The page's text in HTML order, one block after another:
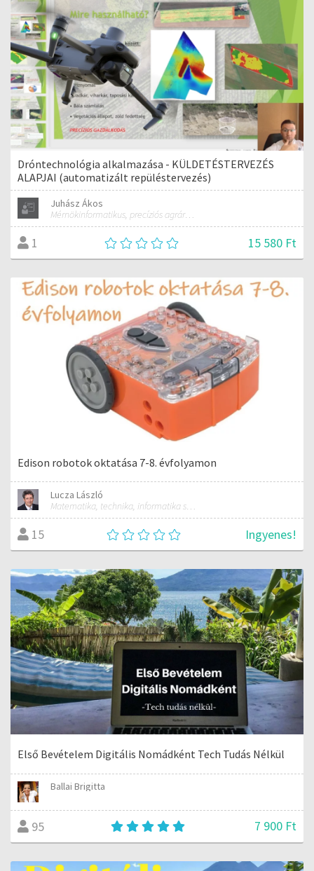
Dróntechnológia alkalmazása - KÜLDETÉSTERVEZÉS
ALAPJAI (automatizált repüléstervezés)
Juhász Ákos
Mérnökinformatikus, precíziós agrárgazdálkodási szakmérnök, hivatásos ipari drónpilóta
1 15 580 Ft
Edison robotok oktatása 7-8. évfolyamon
Lucza László
Matematika, technika, informatika szakos általános iskolai tanár; mentorpedagógus, mestertanár
15 Ingyenes!
Első Bevételem Digitális Nomádként Tech Tudás Nélkül
Ballai Brigitta
95 7 900 Ft